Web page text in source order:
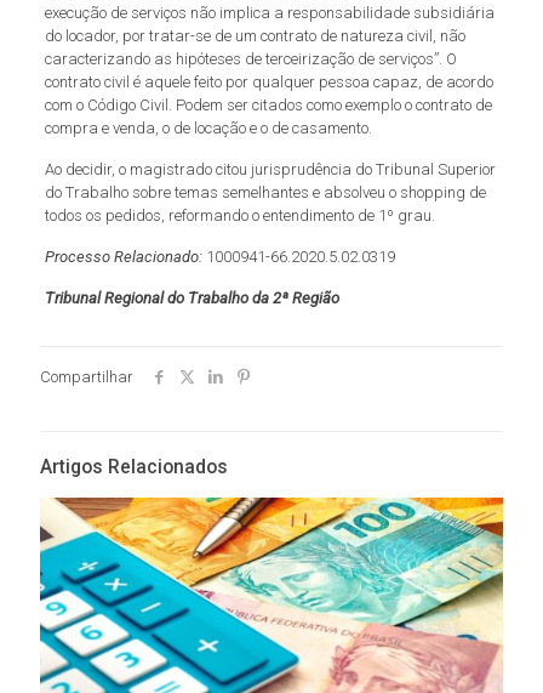
execução de serviços não implica a responsabilidade subsidiária
do locador, por tratar-se de um contrato de natureza civil, não
caracterizando as hipóteses de terceirização de serviços”. O
contrato civil é aquele feito por qualquer pessoa capaz, de acordo
com o Código Civil. Podem ser citados como exemplo o contrato de
compra e venda, o de locação e o de casamento.
Ao decidir, o magistrado citou jurisprudência do Tribunal Superior
do Trabalho sobre temas semelhantes e absolveu o shopping de
todos os pedidos, reformando o entendimento de 1º grau.
Processo Relacionado:1000941-66.2020.5.02.0319
Tribunal Regional do Trabalho da 2ª Região
Compartilhar
Artigos Relacionados